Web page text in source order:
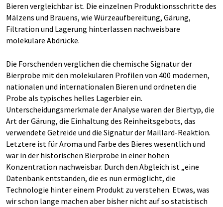
Bieren vergleichbar ist. Die einzelnen Produktionsschritte des
Mälzens und Brauens, wie Würzeaufbereitung, Gärung,
Filtration und Lagerung hinterlassen nachweisbare
molekulare Abdrücke.
Die Forschenden verglichen die chemische Signatur der
Bierprobe mit den molekularen Profilen von 400 modernen,
nationalen und internationalen Bieren und ordneten die
Probe als typisches helles Lagerbier ein.
Unterscheidungsmerkmale der Analyse waren der Biertyp, die
Art der Gärung, die Einhaltung des Reinheitsgebots, das
verwendete Getreide und die Signatur der Maillard-Reaktion.
Letztere ist für Aroma und Farbe des Bieres wesentlich und
war in der historischen Bierprobe in einer hohen
Konzentration nachweisbar. Durch den Abgleich ist „eine
Datenbank entstanden, die es nun ermöglicht, die
Technologie hinter einem Produkt zu verstehen. Etwas, was
wir schon lange machen aber bisher nicht auf so statistisch